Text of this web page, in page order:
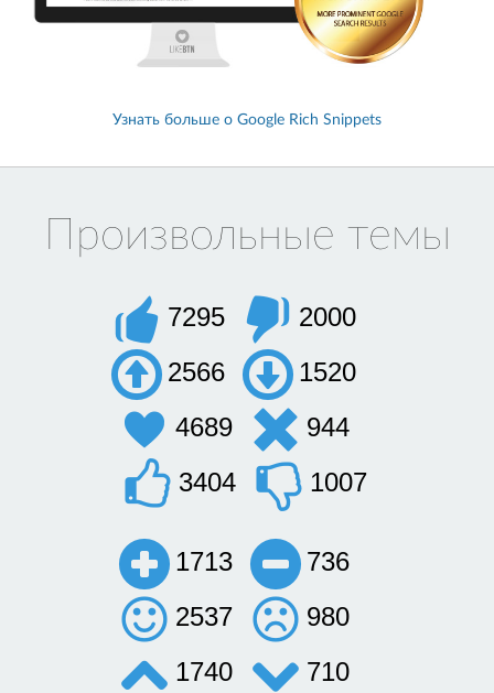
Узнать больше о Google Rich Snippets
Произвольные темы
7295
2000
2566
1520
4689
944
3404
1007
1713
736
2537
980
1740
710